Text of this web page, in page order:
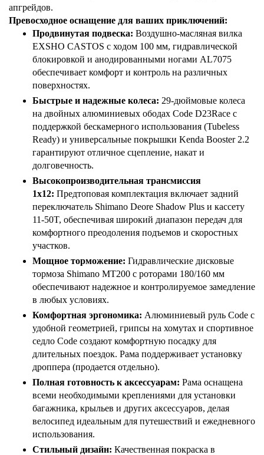
апгрейдов.
Превосходное оснащение для ваших приключений:
Продвинутая подвеска: Воздушно-масляная вилка
EXSHO CASTOS с ходом 100 мм, гидравлической
блокировкой и анодированными ногами AL7075
обеспечивает комфорт и контроль на различных
поверхностях.
Быстрые и надежные колеса: 29-дюймовые колеса
на двойных алюминиевых ободах Code D23Race с
поддержкой бескамерного использования (Tubeless
Ready) и универсальные покрышки Kenda Booster 2.2
гарантируют отличное сцепление, накат и
долговечность.
Высокопроизводительная трансмиссия
1x12: Предтоповая комплектация включает задний
переключатель Shimano Deore Shadow Plus и кассету
11-50T, обеспечивая широкий диапазон передач для
комфортного преодоления подъемов и скоростных
участков.
Мощное торможение: Гидравлические дисковые
тормоза Shimano MT200 с роторами 180/160 мм
обеспечивают надежное и контролируемое замедление
в любых условиях.
Комфортная эргономика: Алюминиевый руль Code с
удобной геометрией, грипсы на хомутах и спортивное
седло Code создают комфортную посадку для
длительных поездок. Рама поддерживает установку
дроппера (продается отдельно).
Полная готовность к аксессуарам: Рама оснащена
всеми необходимыми креплениями для установки
багажника, крыльев и других аксессуаров, делая
велосипед идеальным для путешествий и ежедневного
использования.
Стильный дизайн: Качественная покраска в